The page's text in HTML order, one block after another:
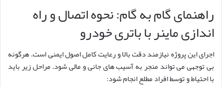
راهنمای گام به گام: نحوه اتصال و راه
اندازی ماینر با باتری خودرو
اجرای این پروژه نیازمند دقت بالا و رعایت کامل اصول ایمنی است. هرگونه
بی توجهی می تواند منجر به آسیب های جانی و مالی شود. مراحل زیر باید
با احتیاط و توسط افراد مطلع انجام شود: